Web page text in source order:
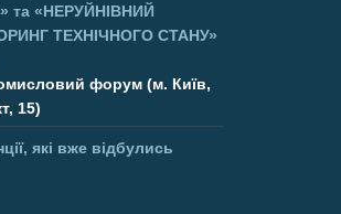
та«НЕРУЙНІВНИЙ
ТЕХНІЧНОГО СТАНУ»
форум (м. Київ,
15)
які вже відбулись